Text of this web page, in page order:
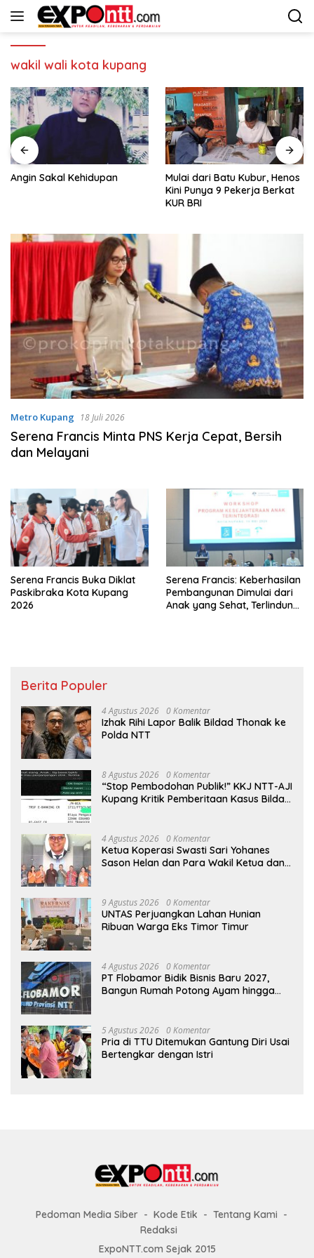
Langsung
wakil wali kota kupang
Angin Sakal Kehidupan
Mulai dari Batu Kubur, Henos
Kini Punya 9 Pekerja Berkat
KUR BRI
Metro Kupang 18 Juli 2026
Serena Francis Minta PNS Kerja Cepat, Bersih
dan Melayani
Serena Francis Buka Diklat
Paskibraka Kota Kupang
2026
Serena Francis: Keberhasilan
Pembangunan Dimulai dari
Anak yang Sehat, Terlindungi
Berita Populer
4 Agustus 2026 0 Komentar
Izhak Rihi Lapor Balik Bildad Thonak ke
Polda NTT
8 Agustus 2026 0 Komentar
“Stop Pembodohan Publik!” KKJ NTT-AJI
Kupang Kritik Pemberitaan Kasus Bildad
4 Agustus 2026 0 Komentar
Ketua Koperasi Swasti Sari Yohanes
Sason Helan dan Para Wakil Ketua dan
Menyambut Sukacita
9 Agustus 2026 0 Komentar
UNTAS Perjuangkan Lahan Hunian
Ribuan Warga Eks Timor Timur
4 Agustus 2026 0 Komentar
PT Flobamor Bidik Bisnis Baru 2027,
Bangun Rumah Potong Ayam hingga
5 Agustus 2026 0 Komentar
Pria di TTU Ditemukan Gantung Diri Usai
Bertengkar dengan Istri
Pedoman Media Siber Kode Etik
Tentang Kami
Redaksi
ExpoNTT.com Sejak 2015